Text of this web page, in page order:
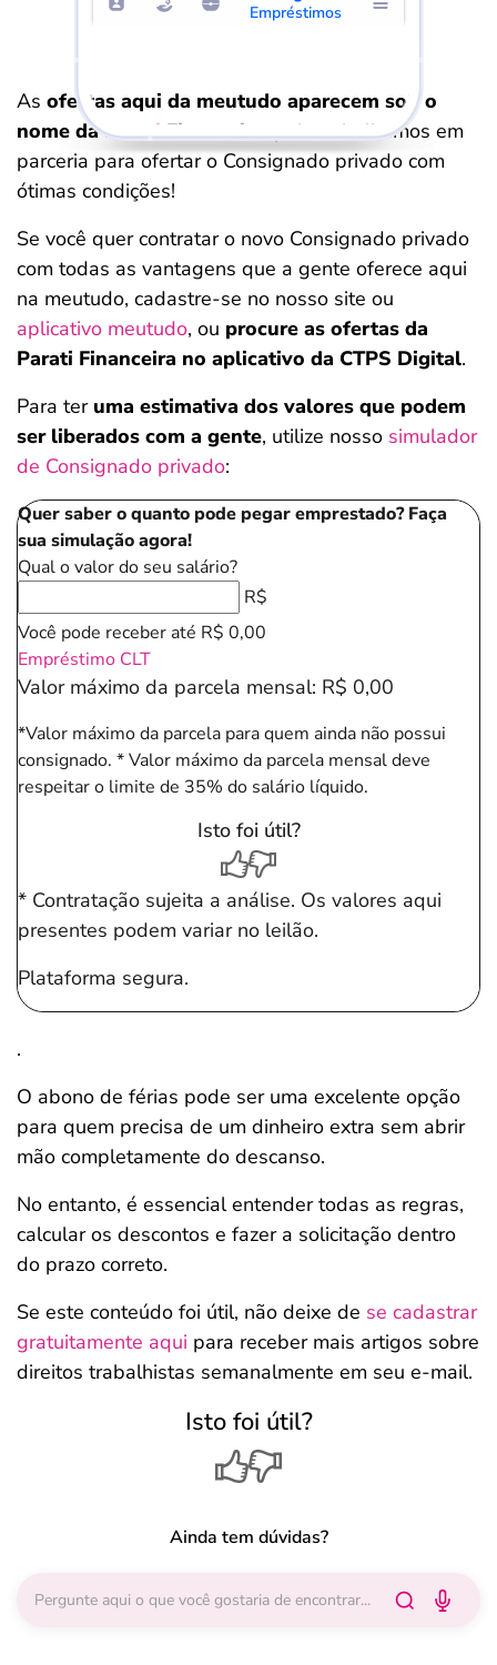
Empréstimos
As ofertas aqui da meutudo aparecem sob o
nome daParatiFinanceira, pois trabalhamos em
parceria para ofertar o Consignado privado com
ótimas condições!
Se você quer contratar o novo Consignado privado
com todas as vantagens que a gente oferece aqui
na meutudo, cadastre-se no nosso site ou
aplicativo meutudo, ou procure as ofertas da
Parati Financeira no aplicativo da CTPS Digital.
Para ter uma estimativa dos valores que podem
ser liberados com a gente, utilize nosso simulador
de Consignado privado:
Quer saber o quanto pode pegar emprestado? Faça
sua simulação agora!
Qual o valor do seu salário?
R$
Você pode receber até R$ 0,00
Empréstimo CLT
Valor máximo da parcela mensal: R$ 0,00
*Valor máximo da parcela para quem ainda não possui
consignado. * Valor máximo da parcela mensal deve
respeitar o limite de 35% do salário líquido.
Isto foi útil?
* Contratação sujeita a análise. Os valores aqui
presentes podem variar no leilão.
Plataforma segura.
.
O abono de férias pode ser uma excelente opção
para quem precisa de um dinheiro extra sem abrir
mão completamente do descanso.
No entanto, é essencial entender todas as regras,
calcular os descontos e fazer a solicitação dentro
do prazo correto.
Se este conteúdo foi útil, não deixe de se cadastrar
gratuitamente aqui para receber mais artigos sobre
direitos trabalhistas semanalmente em seu e-mail.
Isto foi útil?
Ainda tem dúvidas?